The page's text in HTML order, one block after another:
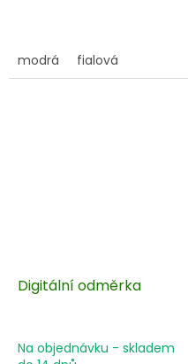
modrá fialová
Digitální odměrka
Na objednávku - skladem